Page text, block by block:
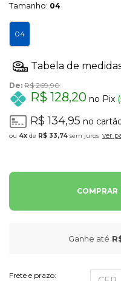
Tamanho: 04
04
De: R$ 269,90
R$ 128,20 no Pix
R$ 134,95 no
4x de R$ 33,74 sem juros ver
COMPRAR
Ganhe até
Frete e prazo: